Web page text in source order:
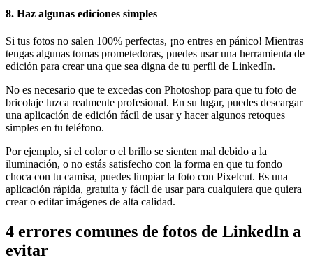
8. Haz algunas ediciones simples
Si tus fotos no salen 100% perfectas, ¡no entres en pánico! Mientras
tengas algunas tomas prometedoras, puedes usar una herramienta de
edición para crear una que sea digna de tu perfil de LinkedIn.
No es necesario que te excedas con Photoshop para que tu foto de
bricolaje luzca realmente profesional. En su lugar, puedes descargar
una aplicación de edición fácil de usar y hacer algunos retoques
simples en tu teléfono.
Por ejemplo, si el color o el brillo se sienten mal debido a la
iluminación, o no estás satisfecho con la forma en que tu fondo
choca con tu camisa, puedes limpiar la foto con Pixelcut. Es una
aplicación rápida, gratuita y fácil de usar para cualquiera que quiera
crear o editar imágenes de alta calidad.
4 errores comunes de fotos de LinkedIn a
evitar